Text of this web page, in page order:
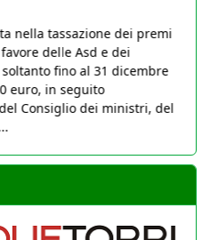
nella tassazione dei premi
delle Asd e dei
fino al 31 dicembre
euro, in seguito
Consiglio dei ministri, del